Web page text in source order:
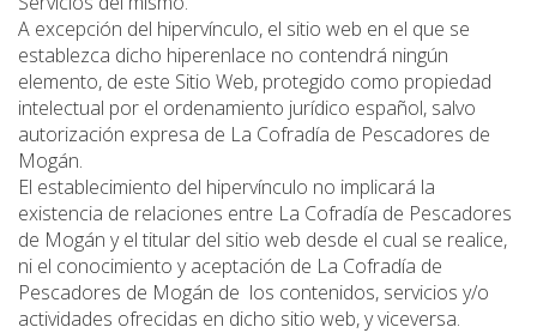
A excepción del hipervínculo, el sitio web en el que se
establezca dicho hiperenlace no contendrá ningún
elemento, de este Sitio Web, protegido como propiedad
intelectual por el ordenamiento jurídico español, salvo
autorización expresa de La Cofradía de Pescadores de
Mogán.
El establecimiento del hipervínculo no implicará la
existencia de relaciones entre La Cofradía de Pescadores
de Mogán y el titular del sitio web desde el cual se realice,
ni el conocimiento y aceptación de La Cofradía de
Pescadores de Mogán de los contenidos, servicios y/o
actividades ofrecidas en dicho sitio web, y viceversa.